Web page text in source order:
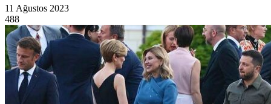
11 Ağustos 2023
488